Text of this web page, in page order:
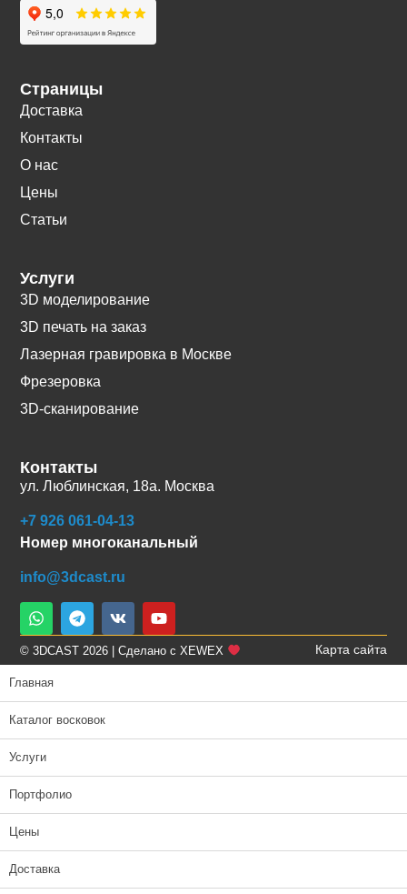
Страницы
Доставка
Контакты
О нас
Цены
Статьи
Услуги
3D моделирование
3D печать на заказ
Лазерная гравировка в Москве
Фрезеровка
3D-сканирование
Контакты
ул. Люблинская, 18а. Москва
+7 926 061-04-13
Номер многоканальный
info@3dcast.ru
© 3DCAST 2026 | Сделано с XEWEX Карта сайта
Главная
Каталог восковок
Услуги
Портфолио
Цены
Доставка